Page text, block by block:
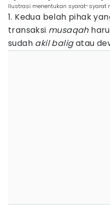
Ilustrasi menentukan syarat-syarat
1. Kedua belah pihak
transaksi musaqah
sudah akil baligatau